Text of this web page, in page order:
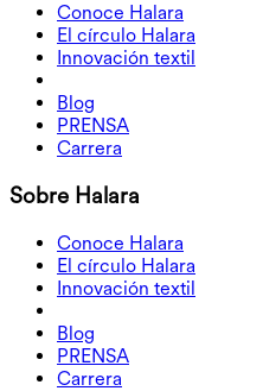
Conoce Halara
El círculo Halara
Innovación textil
Blog
PRENSA
Carrera
Sobre Halara
Conoce Halara
El círculo Halara
Innovación textil
Blog
PRENSA
Carrera